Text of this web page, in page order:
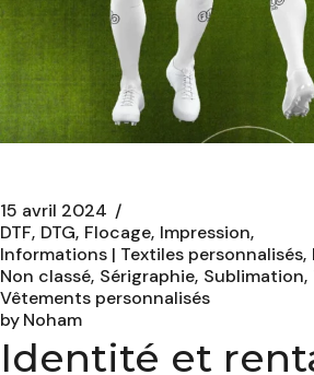
15 avril 2024
DTF DTG Flocage Impression
Informations | Textiles personnalisés
Non classé Sérigraphie Sublimation
Vêtements personnalisés
byNoham
Identité et